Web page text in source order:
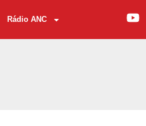
Rádio ANC